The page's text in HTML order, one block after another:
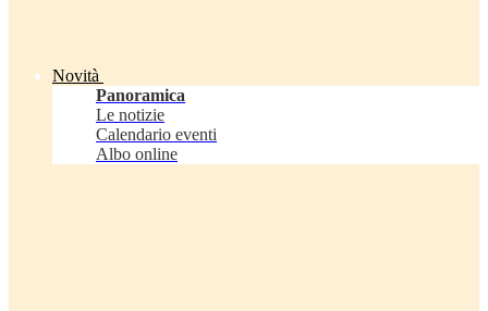
Novità
Panoramica
Le notizie
Calendario eventi
Albo online